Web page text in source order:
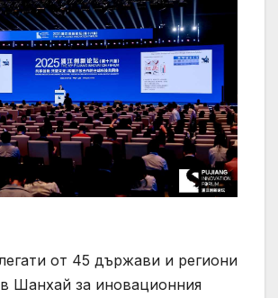
от 45 държави и региони
Шанхай за иновационния